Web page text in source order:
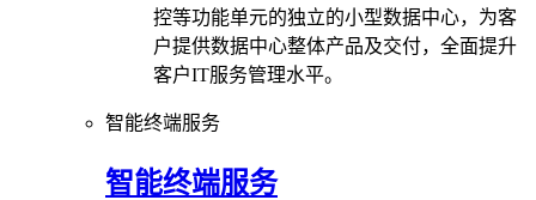
控等功能单元的独立的小型数据中心，为客
户提供数据中心整体产品及交付，全面提升
客户IT服务管理水平。
智能终端服务
智能终端服务